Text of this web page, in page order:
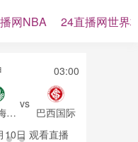
网NBA 24直播网世界
03:00
拉
vs
巴西国际
10日 观看直播